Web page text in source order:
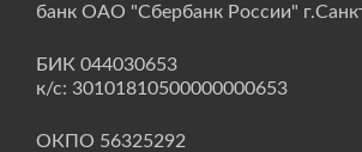
банк ОАО "Сбербанк России"
БИК 044030653
к/с: 30101810500000000653
ОКПО 56325292